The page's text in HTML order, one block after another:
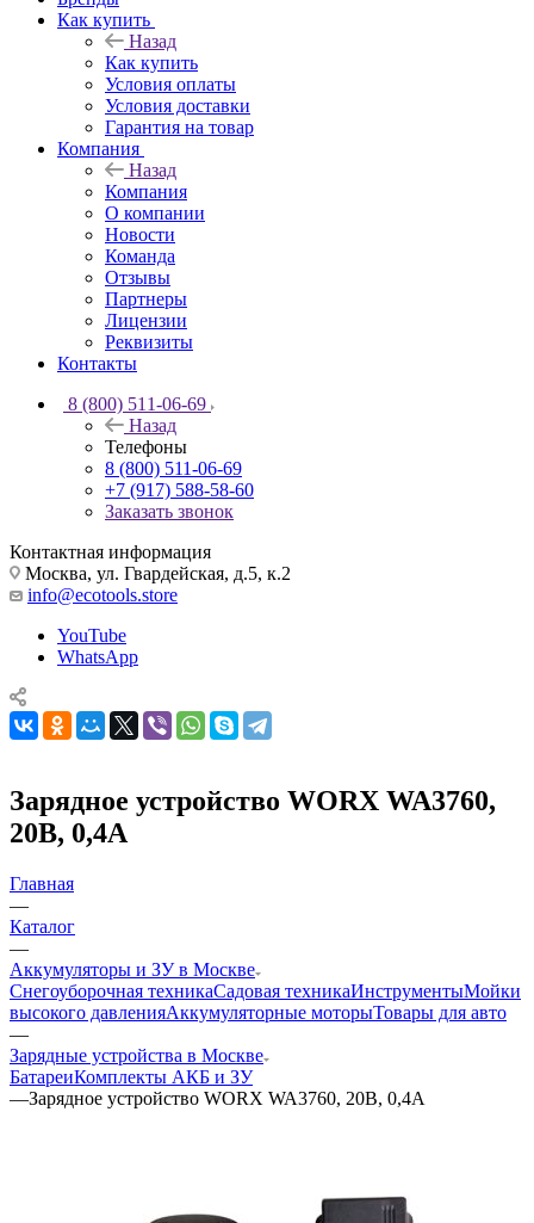
Как купить
Назад
Как купить
Условия оплаты
Условия доставки
Гарантия на товар
Компания
Назад
Компания
О компании
Новости
Команда
Отзывы
Партнеры
Лицензии
Реквизиты
Контакты
8 (800) 511-06-69
Назад
Телефоны
8 (800) 511-06-69
+7 (917) 588-58-60
Заказать звонок
Контактная информация
Москва, ул. Гвардейская, д.5, к.2
info@ecotools.store
YouTube
WhatsApp
Зарядное устройство WORX WA3760,
20В, 0,4А
Главная
—
Каталог
—
Аккумуляторы и ЗУ в Москве
Снегоуборочная техникаСадовая техникаИнструментыМойки
высокого давленияАккумуляторные моторыТовары для авто
—
Зарядные устройства в Москве
БатареиКомплекты АКБ и ЗУ
—Зарядное устройство WORX WA3760, 20В, 0,4А